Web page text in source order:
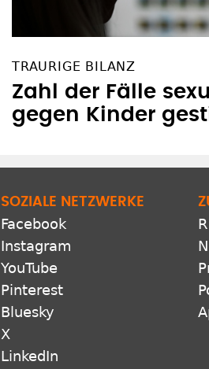
TRAURIGE BILANZ
Zahl der Fälle
gegen Kinder
SOZIALE NETZWERKE
Facebook
Instagram
YouTube
Pinterest
Bluesky
X
LinkedIn